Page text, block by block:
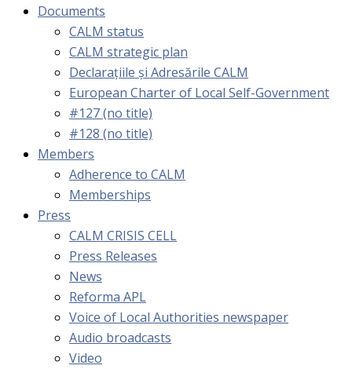
Documents
CALM status
CALM strategic plan
Declarațiile și Adresările CALM
European Charter of Local Self-Government
#127 (no title)
#128 (no title)
Members
Adherence to CALM
Memberships
Press
CALM CRISIS CELL
Press Releases
News
Reforma APL
Voice of Local Authorities newspaper
Audio broadcasts
Video